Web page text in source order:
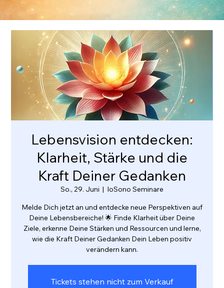
Lebensvision entdecken:
Klarheit, Stärke und die
Kraft Deiner Gedanken
So., 29. Juni
  |
IoSono Seminare
Melde Dich jetzt an und entdecke neue Perspektiven auf
Deine Lebensbereiche! 🌟 Finde Klarheit über Deine
Ziele, erkenne Deine Stärken und Ressourcen und lerne,
wie die Kraft Deiner Gedanken Dein Leben positiv
verändern kann.
Tickets stehen nicht zum Verkauf